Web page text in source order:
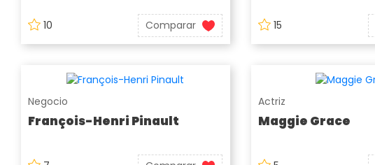
10 Comparar 15
Negocio
François-Henri Pinault
Actriz
Maggie Grace